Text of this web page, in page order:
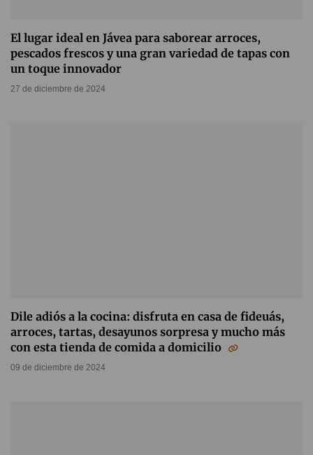
El lugar ideal en Jávea para saborear arroces,
pescados frescos y una gran variedad de tapas con
un toque innovador
27 de diciembre de 2024
Dile adiós a la cocina: disfruta en casa de fideuás,
arroces, tartas, desayunos sorpresa y mucho más
con esta tienda de comida a domicilio
09 de diciembre de 2024